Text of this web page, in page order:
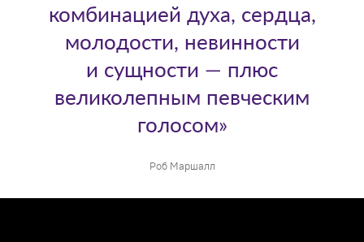
Роб Маршалл
комбинацией духа, сердца,
молодости, невинности
и сущности — плюс
великолепным певческим
голосом»